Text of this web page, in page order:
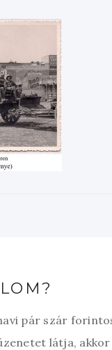
pár szár
látja,